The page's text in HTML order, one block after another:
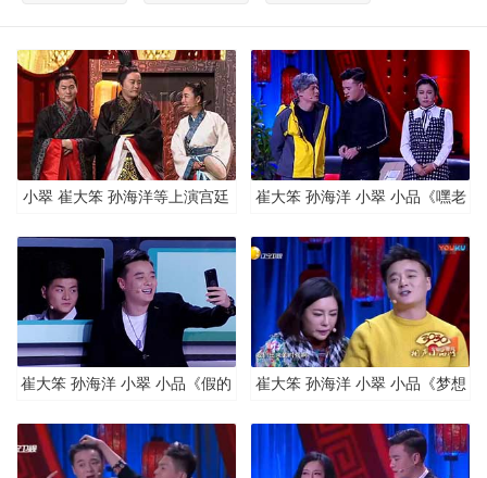
小翠 崔大笨 孙海洋等上演宫廷
崔大笨 孙海洋 小翠 小品《嘿老
崔大笨 孙海洋 小翠 小品《假的
崔大笨 孙海洋 小翠 小品《梦想